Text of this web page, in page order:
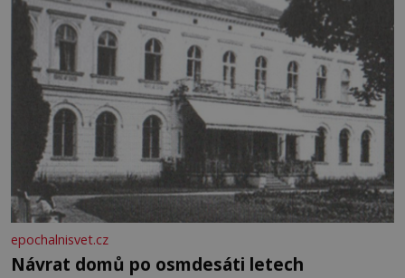
epochalnisvet.cz
Návrat domů po osmdesáti letech